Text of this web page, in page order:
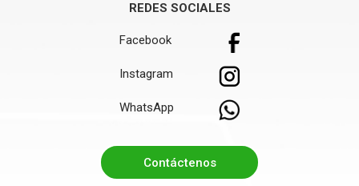
REDES SOCIALES
Facebook
Instagram
WhatsApp
Contáctenos